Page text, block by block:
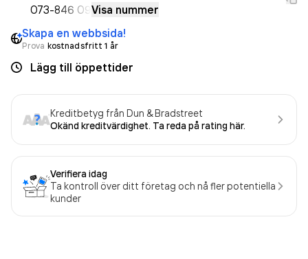
073-846 09 Visa nummer
Skapa en webbsida!
Prova kostnadsfritt 1 år
Lägg till öppettider
Kreditbetyg från Dun & Bradstreet
Okänd kreditvärdighet. Ta reda på rating här.
Verifiera idag
Ta kontroll över ditt företag och nå fler potentiella
kunder